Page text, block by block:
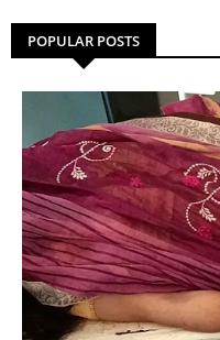
POPULAR POSTS